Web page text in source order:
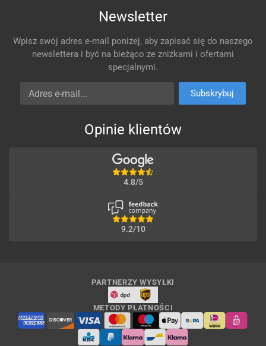
Newsletter
Wpisz swój adres e-mail poniżej, aby zapisać się do naszego
newslettera i być na bieżąco ze zniżkami i ofertami
specjalnymi.
Adres e-mail
Subskrybuj
Opinie klientów
4.8/5
9.2/10
PARTNERZY WYSYŁKI
METODY PŁATNOŚCI